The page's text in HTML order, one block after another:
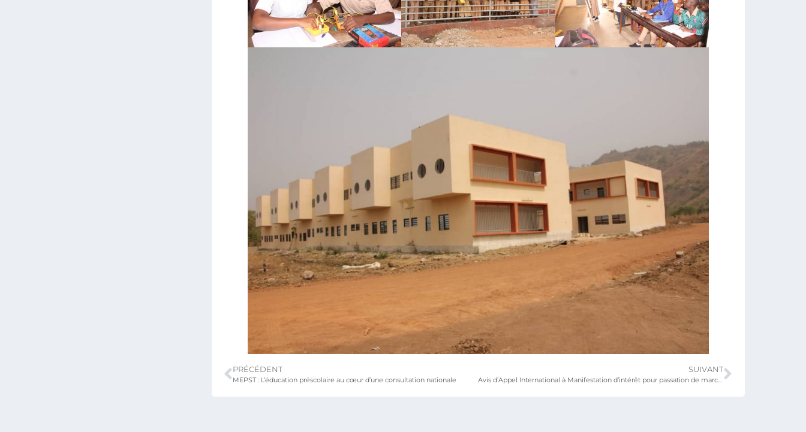
PRÉCÉDENT
MEPST : L’éducation préscolaire au cœur d’une consultation nationale
SUIVANT
Avis d’Appel International à Manifestation d’intérêt pour passation de marché de travaux